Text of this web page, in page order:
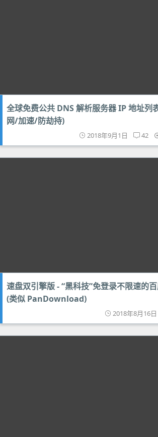
全球免费公共 DNS 解析服务器 IP 地址列
网/加速/防劫持)
2018年9月1日 42
速盘双引擎版 - “黑科技”免登录不限速的
(类似 PanDownload)
2018年8月16日